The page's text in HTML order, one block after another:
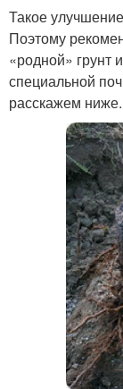
Такое
Поэтому
«родной» грунт
специальной
расскажем ниже.